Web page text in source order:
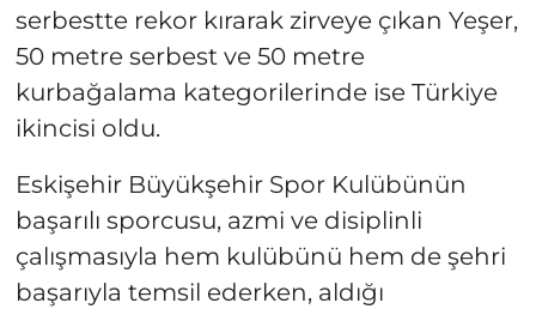
serbestte rekor kırarak zirveye çıkan Yeşer,
50 metre serbest ve 50 metre
kurbağalama kategorilerinde ise Türkiye
ikincisi oldu.
Eskişehir Büyükşehir Spor Kulübünün
başarılı sporcusu, azmi ve disiplinli
çalışmasıyla hem kulübünü hem de şehri
başarıyla temsil ederken, aldığı